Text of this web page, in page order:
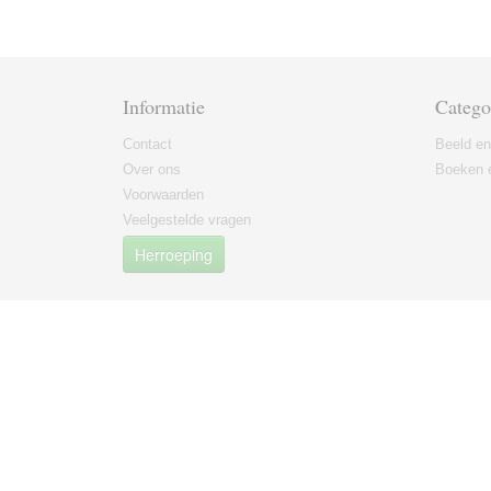
Informatie
Contact
Over ons
Voorwaarden
Veelgestelde vragen
Herroeping
Beeld
Boeken